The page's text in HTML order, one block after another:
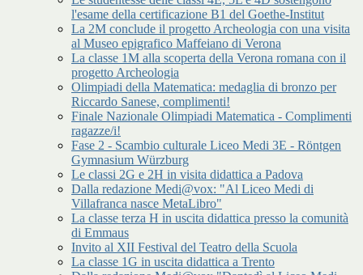
l'esame della certificazione B1 del Goethe-Institut
La 2M conclude il progetto Archeologia con una visita
al Museo epigrafico Maffeiano di Verona
La classe 1M alla scoperta della Verona romana con il
progetto Archeologia
Olimpiadi della Matematica: medaglia di bronzo per
Riccardo Sanese, complimenti!
Finale Nazionale Olimpiadi Matematica - Complimenti
ragazze/i!
Fase 2 - Scambio culturale Liceo Medi 3E - Röntgen
Gymnasium Würzburg
Le classi 2G e 2H in visita didattica a Padova
Dalla redazione Medi@vox: "Al Liceo Medi di
Villafranca nasce MetaLibro"
La classe terza H in uscita didattica presso la comunità
di Emmaus
Invito al XII Festival del Teatro della Scuola
La classe 1G in uscita didattica a Trento